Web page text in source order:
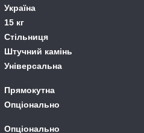
Україна
15 кг
Стільниця
Штучний камінь
Універсальна
Прямокутна
Опціонально
Опціонально